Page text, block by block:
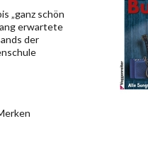
„ganz schön
erwartete
der
und...